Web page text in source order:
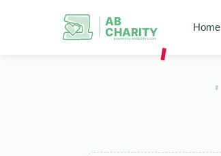
AB
CHARITY
powerd by ahblicklive.com
Home